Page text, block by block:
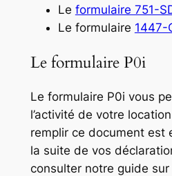
Le formulaire 751-
Le formulaire 1447-
Le formulaire P0i
Le formulaire P0i vous
l’activité de votre
remplir ce document est
la suite de vos
consulter notre guide